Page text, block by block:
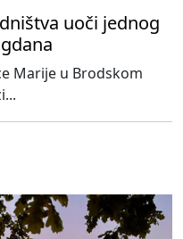
uoči jednog
Marije u Brodskom